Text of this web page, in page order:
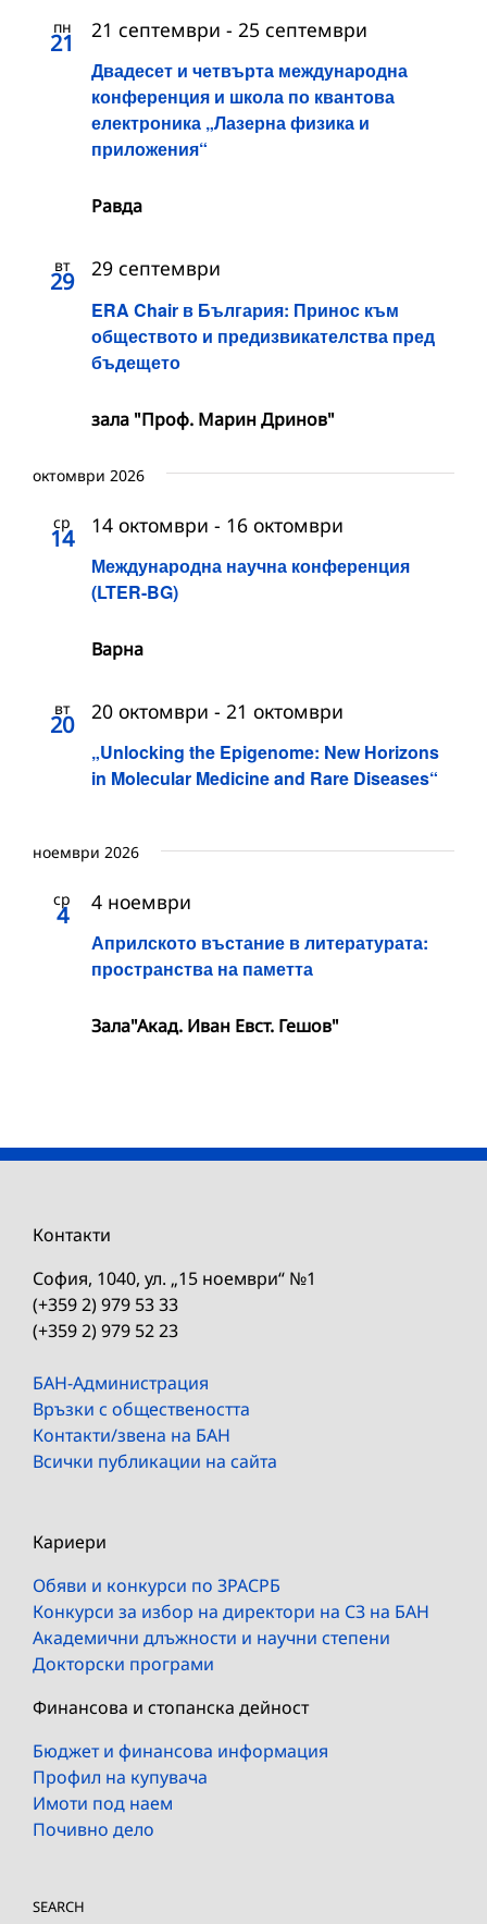
пн
21
Двадесет и четвърта международна
конференция и школа по квантова
електроника „Лазерна физика и
приложения“
21 септември - 25 септември
Равда
вт
29
ERA Chair в България: Принос към
обществото и предизвикателства пред
бъдещето
29 септември
зала "Проф. Марин Дринов"
октомври 2026
ср
14
Международна научна конференция
(LTER-BG)
14 октомври - 16 октомври
Варна
вт
20
„Unlocking the Epigenome: New Horizons
in Molecular Medicine and Rare Diseases“
20 октомври - 21 октомври
ноември 2026
ср
4
Априлското въстание в литературата:
пространства на паметта
4 ноември
Зала"Акад. Иван Евст. Гешов"
Контакти
София, 1040, ул. „15 ноември“ №1
(+359 2) 979 53 33
(+359 2) 979 52 23
БАН-Администрация
Връзки с обществеността
Контакти/звена на БАН
Всички публикации на сайта
Кариери
Обяви и конкурси по ЗРАСРБ
Конкурси за избор на директори на СЗ на БАН
Академични длъжности и научни степени
Докторски програми
Финансова и стопанска дейност
Бюджет и финансова информация
Профил на купувача
Имоти под наем
Почивно дело
SEARCH